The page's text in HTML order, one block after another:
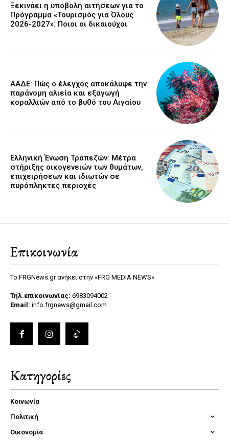
Ξεκινάει η υποβολή αιτήσεων για το
Πρόγραμμα «Τουρισμός για Όλους
2026-2027»: Ποιοι οι δικαιούχοι
ΑΑΔΕ: Πώς ο έλεγχος αποκάλυψε την
παράνομη αλιεία και εξαγωγή
κοραλλιών από το βυθό του Αιγαίου
Ελληνική Ένωση Τραπεζών: Μέτρα
στήριξης οικογενειών των θυμάτων,
επιχειρήσεων και ιδιωτών σε
πυρόπληκτες περιοχές
Επικοινωνία
Το FRGNews.gr ανήκει στην «FRG MEDIA NEWS»
Τηλ.επικοινωνίας: 6983094002
Email: info.frgnews@gmail.com
Κατηγορίες
Κοινωνία
Πολιτική
Οικονομία